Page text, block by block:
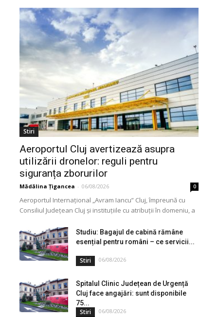
Stiri
Aeroportul Cluj avertizează asupra
utilizării dronelor: reguli pentru
siguranța zborurilor
Mădălina Țigancea - 06/08/2026 0
Aeroportul Internațional „Avram Iancu” Cluj, împreună cu
Consiliul Județean Cluj și instituțiile cu atribuții în domeniu, a
Studiu: Bagajul de cabină rămâne
esențial pentru români – ce servicii...
Stiri 06/08/2026
Spitalul Clinic Județean de Urgență
Cluj face angajări: sunt disponibile
75...
Stiri 06/08/2026